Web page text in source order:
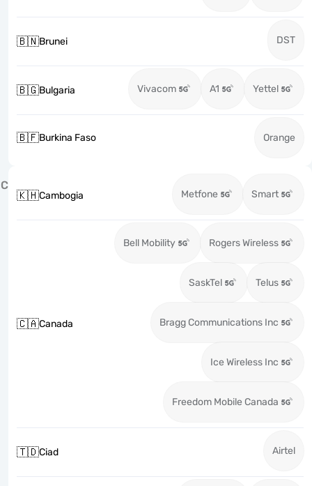
🇧🇳Brunei DST
🇧🇬Bulgaria Vivacom A1 Yettel
🇧🇫Burkina Faso Orange
C
🇰🇭Cambogia Metfone Smart
🇨🇦Canada
Bell Mobility Rogers Wireless
SaskTel Telus
Bragg Communications Inc
Ice Wireless Inc
Freedom Mobile Canada
🇹🇩Ciad Airtel